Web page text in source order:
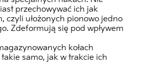
przechowywać ich jak
czyli ułożonych pionowo jedno
Zdeformują się pod wpływem
kołach
samo, jak w trakcie ich